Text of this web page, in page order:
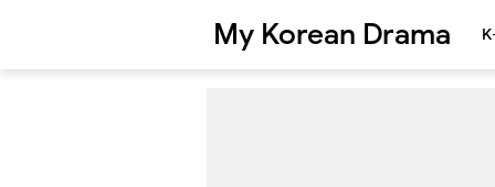
My Korean Drama